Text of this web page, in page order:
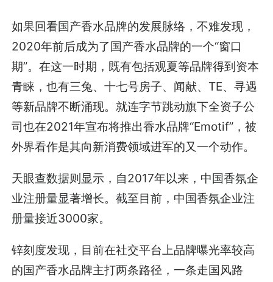
如果回看国产香水品牌的发展脉络，不难发现，
2020年前后成为了国产香水品牌的一个“窗口
期”。在这一时期，既有包括观夏等品牌得到资本
青睐，也有三兔、十七号房子、闻献、TE、寻遇
等新品牌不断涌现。就连字节跳动旗下全资子公
司也在2021年宣布将推出香水品牌“Emotif”，被
外界看作是其向新消费领域进军的又一个动作。
天眼查数据则显示，自2017年以来，中国香氛企
业注册量显著增长。截至目前，中国香氛企业注
册量接近3000家。
锌刻度发现，目前在社交平台上品牌曝光率较高
的国产香水品牌主打两条路径，一条走国风路